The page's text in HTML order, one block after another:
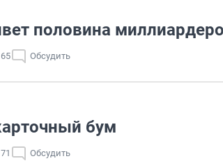
половина
65 Обсудить
бум
71 Обсудить